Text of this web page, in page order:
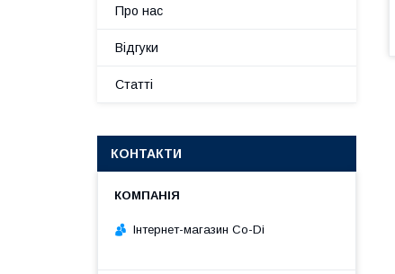
Про нас
Відгуки
Статті
КОНТАКТИ
Інтернет-магазин Co-Di